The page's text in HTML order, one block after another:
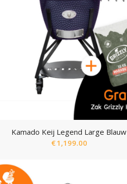
Kamado Keij Legend Large Blauw
€1,199.00